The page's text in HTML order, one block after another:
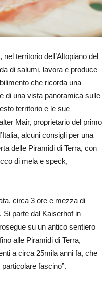
territorio dell’Altopiano del
di salumi, lavora e produce
che ricorda una
di una vista panoramica sulle
territorio e le sue
Mair, proprietario del primo
alcuni consigli per una
delle Piramidi di Terra, con
di mela e speck,
circa 3 ore e mezza di
parte dal Kaiserhof in
su un antico sentiero
alle Piramidi di Terra,
a circa 25mila anni fa, che
fascino”.